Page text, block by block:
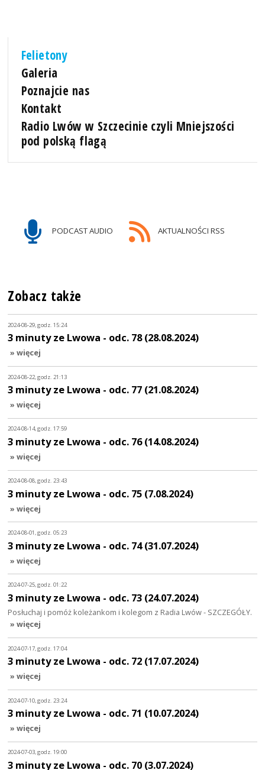
Felietony
Galeria
Poznajcie nas
Kontakt
Radio Lwów w Szczecinie czyli Mniejszości
pod polską flagą
PODCAST AUDIO AKTUALNOŚCI RSS
Zobacz także
2024-08-29, godz. 15:24
3 minuty ze Lwowa - odc. 78 (28.08.2024)
» więcej
2024-08-22, godz. 21:13
3 minuty ze Lwowa - odc. 77 (21.08.2024)
» więcej
2024-08-14, godz. 17:59
3 minuty ze Lwowa - odc. 76 (14.08.2024)
» więcej
2024-08-08, godz. 23:43
3 minuty ze Lwowa - odc. 75 (7.08.2024)
» więcej
2024-08-01, godz. 05:23
3 minuty ze Lwowa - odc. 74 (31.07.2024)
» więcej
2024-07-25, godz. 01:22
3 minuty ze Lwowa - odc. 73 (24.07.2024)
Posłuchaj i pomóż koleżankom i kolegom z Radia Lwów - SZCZEGÓŁY.
» więcej
2024-07-17, godz. 17:04
3 minuty ze Lwowa - odc. 72 (17.07.2024)
» więcej
2024-07-10, godz. 23:24
3 minuty ze Lwowa - odc. 71 (10.07.2024)
» więcej
2024-07-03, godz. 19:00
3 minuty ze Lwowa - odc. 70 (3.07.2024)